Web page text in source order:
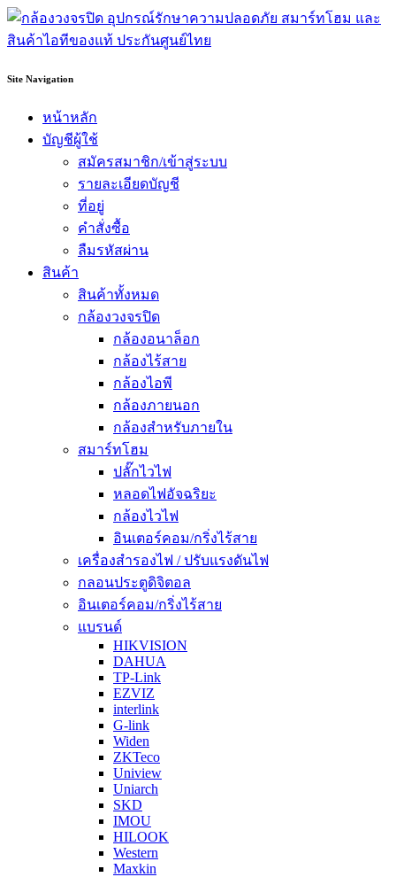
Site Navigation
หน้าหลัก
บัญชีผู้ใช้
สมัครสมาชิก/เข้าสู่ระบบ
รายละเอียดบัญชี
ที่อยู่
คำสั่งซื้อ
ลืมรหัสผ่าน
สินค้า
สินค้าทั้งหมด
กล้องวงจรปิด
กล้องอนาล็อก
กล้องไร้สาย
กล้องไอพี
กล้องภายนอก
กล้องสำหรับภายใน
สมาร์ทโฮม
ปลั๊กไวไฟ
หลอดไฟอัจฉริยะ
กล้องไวไฟ
อินเตอร์คอม/กริ่งไร้สาย
เครื่องสำรองไฟ / ปรับแรงดันไฟ
กลอนประตูดิจิตอล
อินเตอร์คอม/กริ่งไร้สาย
แบรนด์
HIKVISION
DAHUA
TP-Link
EZVIZ
interlink
G-link
Widen
ZKTeco
Uniview
Uniarch
SKD
IMOU
HILOOK
Western
Maxkin